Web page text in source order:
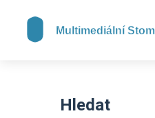
Hledat